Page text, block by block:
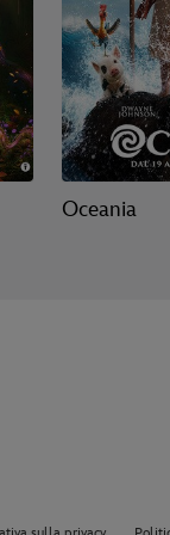
Oceania